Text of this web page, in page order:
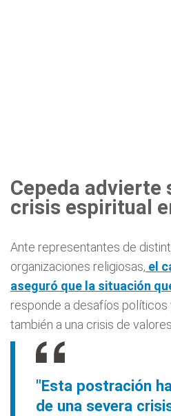
Cepeda advierte
crisis espiritual
Ante representantes de
organizaciones religiosas, el
aseguró que la situación
responde a desafíos políticos
también a una crisis de valores.
"Esta postración
de una severa